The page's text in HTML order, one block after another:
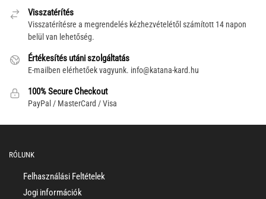
Visszatérítés
Visszatérítésre a megrendelés kézhezvételétől számított 14 napon
belül van lehetőség.
Értékesítés utáni szolgáltatás
E-mailben elérhetőek vagyunk. info@katana-kard.hu
100% Secure Checkout
PayPal / MasterCard / Visa
RÓLUNK
Felhasználási Feltételek
Jogi információk